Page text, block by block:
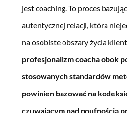
jest coaching. To proces
autentycznej relacji, która
na osobiste obszary życia
profesjonalizm coacha obok
stosowanych standardów
powinien bazować na
czuwającym nad poufnością